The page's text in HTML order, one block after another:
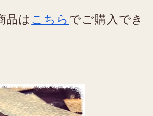
品は こちら でご購入でき